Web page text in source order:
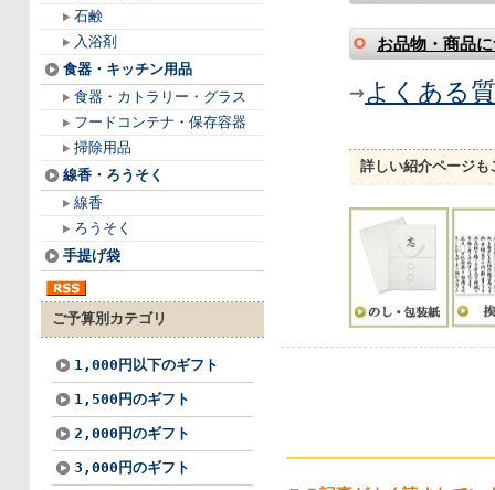
石鹸
入浴剤
食器・キッチン用品
食器・カトラリー・グラス
フードコンテナ・保存容器
掃除用品
線香・ろうそく
線香
ろうそく
手提げ袋
ご予算別カテゴリ
1,000円以下のギフト
1,500円のギフト
2,000円のギフト
3,000円のギフト
お品物・商品
→よくある
詳しい紹介ページも